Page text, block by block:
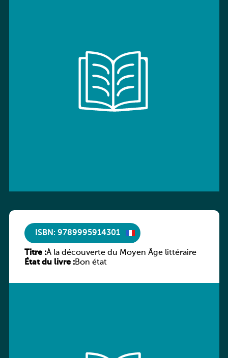
ISBN: 9789995914301
Titre :À la découverte du Moyen Âge littéraire
État du livre :Bon état